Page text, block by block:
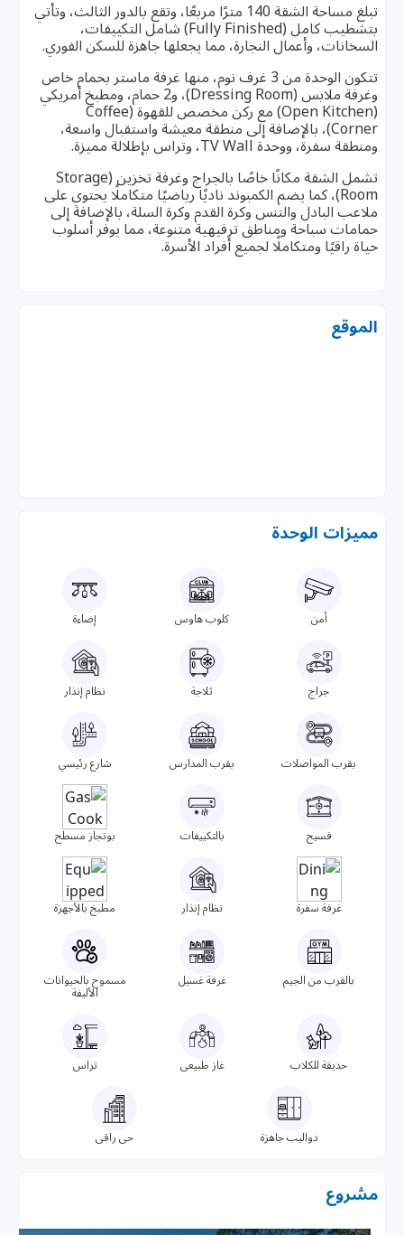
تبلغ مساحة الشقة 140 مترًا مربعًا، وتقع بالدور الثالث، وتأتي
بتشطيب كامل (Fully Finished) شامل التكييفات،
السخانات، وأعمال النجارة، مما يجعلها جاهزة للسكن الفوري.
تتكون الوحدة من 3 غرف نوم، منها غرفة ماستر بحمام خاص
وغرفة ملابس (Dressing Room)، و2 حمام، ومطبخ أمريكي
(Open Kitchen) مع ركن مخصص للقهوة (Coffee
Corner)، بالإضافة إلى منطقة معيشة واستقبال واسعة،
ومنطقة سفرة، ووحدة TV Wall، وتراس بإطلالة مميزة.
تشمل الشقة مكانًا خاصًا بالجراج وغرفة تخزين (Storage
Room)، كما يضم الكمبوند ناديًا رياضيًا متكاملًا يحتوي على
ملاعب البادل والتنس وكرة القدم وكرة السلة، بالإضافة إلى
حمامات سباحة ومناطق ترفيهية متنوعة، مما يوفر أسلوب
حياة راقيًا ومتكاملًا لجميع أفراد الأسرة.
الموقع
مميزات الوحدة
أمن كلوب هاوس إضاءة
جراج ثلاجة نظام إنذار
بقرب المواصلات بقرب المدارس شارع رئيسي
فسيح بالتكييفات بوتجاز مسطح
غرفة سفرة نظام إنذار مطبخ بالأجهزة
بالقرب من الجيم غرفة غسيل
مسموح بالحيوانات
الأليفة
حديقة للكلاب غاز طبيعى تراس
دواليب جاهزة حى راقى
مشروع